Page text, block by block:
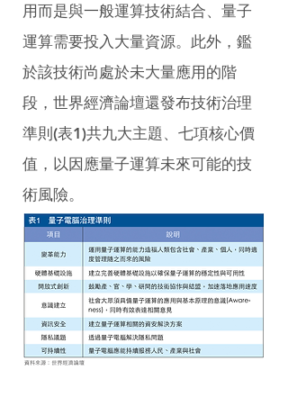
用而是與一般運算技術結合、量子
運算需要投入大量資源。此外，鑑
於該技術尚處於未大量應用的階
段，世界經濟論壇還發布技術治理
準則(表1)共九大主題、七項核心價
值，以因應量子運算未來可能的技
術風險。